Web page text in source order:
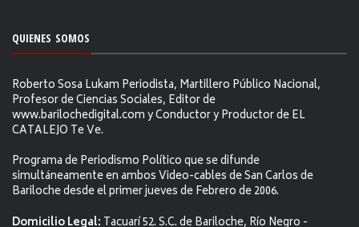
QUIENES SOMOS
Roberto Sosa Lukam Periodista, Martillero Público Nacional,
Profesor de Ciencias Sociales, Editor de
www.barilochedigital.com y Conductor y Productor de EL
CATALEJO Te Ve.
Programa de Periodismo Político que se difunde
simultáneamente en ambos Video-cables de San Carlos de
Bariloche desde el primer jueves de Febrero de 2006.
Domicilio Legal: Tacuarí 52. S.C. de Bariloche, Río Negro -